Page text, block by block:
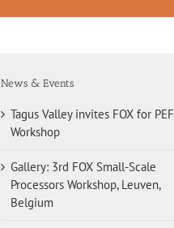
News & Events
Tagus Valley invites FOX for PEF
Workshop
Gallery: 3rd FOX Small-Scale
Processors Workshop, Leuven,
Belgium